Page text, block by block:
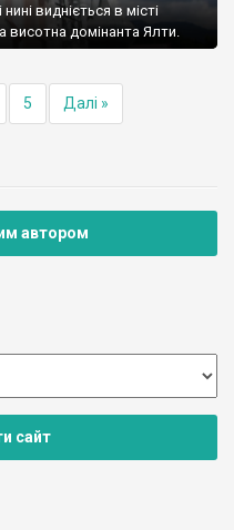
видніється в місті
висотна домінанта Ялти.
5 Далі »
автором
сайт